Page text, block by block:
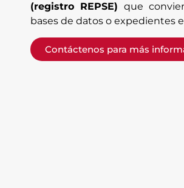
(registro REPSE) que
bases de datos o expedientes
Contáctenos para más